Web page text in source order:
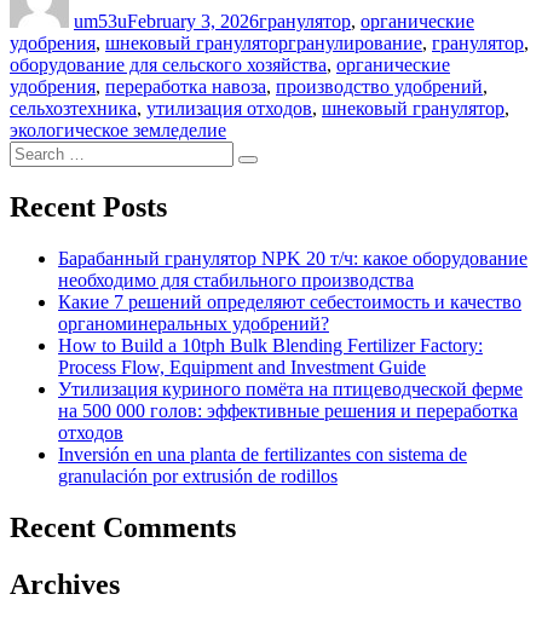
um53uFebruary 3, 2026гранулятор, органические
удобрения, шнековый грануляторTags
гранулирование, гранулятор,
оборудование для сельского хозяйства, органические
удобрения, переработка навоза, производство удобрений,
сельхозтехника, утилизация отходов, шнековый гранулятор,
экологическое земледелие
Search
for:
Search
Recent Posts
Барабанный гранулятор NPK 20 т/ч: какое оборудование
необходимо для стабильного производства
Какие 7 решений определяют себестоимость и качество
органоминеральных удобрений?
How to Build a 10tph Bulk Blending Fertilizer Factory:
Process Flow, Equipment and Investment Guide
Утилизация куриного помёта на птицеводческой ферме
на 500 000 голов: эффективные решения и переработка
отходов
Inversión en una planta de fertilizantes con sistema de
granulación por extrusión de rodillos
Recent Comments
Archives